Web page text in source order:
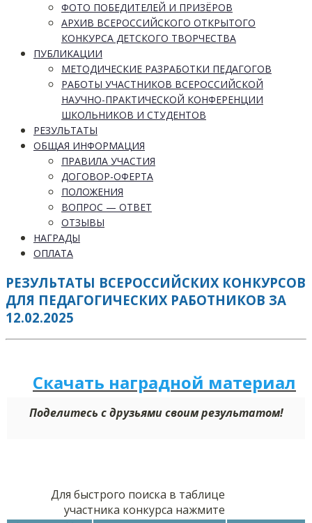
ФОТО ПОБЕДИТЕЛЕЙ И ПРИЗЁРОВ
АРХИВ ВСЕРОССИЙСКОГО ОТКРЫТОГО
КОНКУРСА ДЕТСКОГО ТВОРЧЕСТВА
ПУБЛИКАЦИИ
МЕТОДИЧЕСКИЕ РАЗРАБОТКИ ПЕДАГОГОВ
РАБОТЫ УЧАСТНИКОВ ВСЕРОССИЙСКОЙ
НАУЧНО-ПРАКТИЧЕСКОЙ КОНФЕРЕНЦИИ
ШКОЛЬНИКОВ И СТУДЕНТОВ
РЕЗУЛЬТАТЫ
ОБЩАЯ ИНФОРМАЦИЯ
ПРАВИЛА УЧАСТИЯ
ДОГОВОР-ОФЕРТА
ПОЛОЖЕНИЯ
ВОПРОС — ОТВЕТ
ОТЗЫВЫ
НАГРАДЫ
ОПЛАТА
РЕЗУЛЬТАТЫ ВСЕРОССИЙСКИХ КОНКУРСОВ
ДЛЯ ПЕДАГОГИЧЕСКИХ РАБОТНИКОВ ЗА
12.02.2025
Скачать наградной материал
Поделитесь с друзьями своим результатом!
Для быстрого поиска в таблице
участника конкурса нажмите